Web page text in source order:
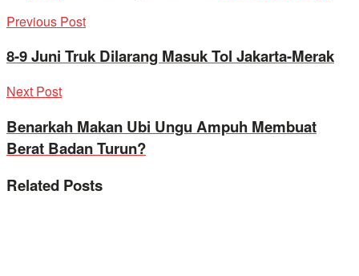
Previous Post
8-9 Juni Truk Dilarang Masuk Tol Jakarta-Merak
Next Post
Benarkah Makan Ubi Ungu Ampuh Membuat
Berat Badan Turun?
Related Posts